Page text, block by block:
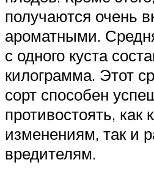
получаются очень
ароматными.
с одного куста
килограмма. Этот
сорт способен
противостоять, как
изменениям, так и
вредителям.